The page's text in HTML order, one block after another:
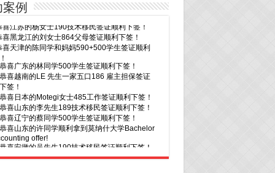
例
喜广东的林同学500学生签证顺利下签！
喜越南的LE 先生一家五口186 雇主担保签证
签！
喜日本的Motegi女士485工作签证顺利下签！
喜山东的李先生189技术移民签证顺利下签！
喜辽宁的蔡同学500学生签证顺利下签！
喜山东的许同学顺利拿到莫纳什大学Bachelor
offer!
喜安徽的吴先生190技术移民签证顺利下签！
喜尼泊尔的Shrestha先生491州担保签证顺利